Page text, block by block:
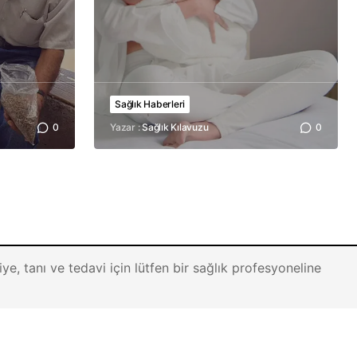
0
Sağlık Haberleri
Yazar :Sağlık Kılavuzu 0
tanı ve tedavi için lütfen bir sağlık profesyoneline